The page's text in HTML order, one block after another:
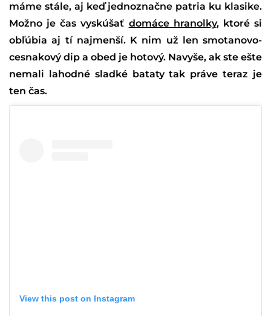
máme stále, aj keď jednoznačne patria ku klasike.
Možno je čas vyskúšať domáce hranolky, ktoré si
obľúbia aj tí najmenší. K nim už len smotanovo-
cesnakový dip a obed je hotový. Navyše, ak ste ešte
nemali lahodné sladké bataty tak práve teraz je
ten čas.
View this post on Instagram